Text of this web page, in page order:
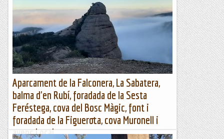
Aparcament de la Falconera, La Sabatera,
balma d'en Rubí, foradada de la Sesta
Feréstega, cova del Bosc Màgic, font i
foradada de la Figuerota, cova Muronell i
avenc Local